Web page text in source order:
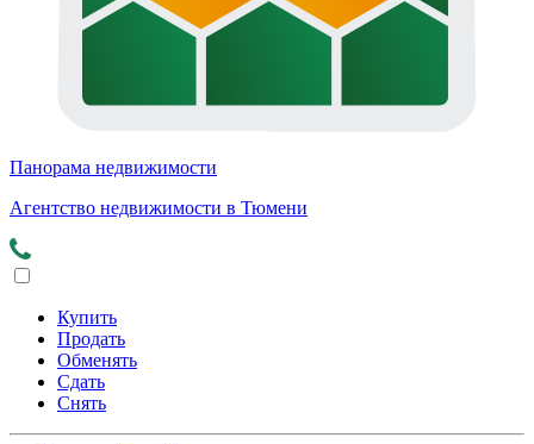
Панорама недвижимости
Агентство недвижимости в Тюмени
Купить
Продать
Обменять
Сдать
Снять